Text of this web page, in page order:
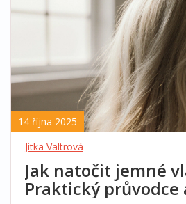
14 října 2025
Jitka Valtrová
Jak natočit jemné
Praktický průvodce